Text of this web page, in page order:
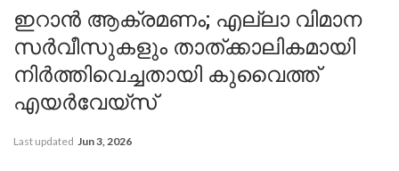
ഇറാൻ ആക്രമണം; എല്ലാ വിമാന
സർവീസുകളും താത്ക്കാലികമായി
നിർത്തിവെച്ചതായി കുവൈത്ത്
എയർവേയ്‌സ്‌
Last updated Jun 3, 2026